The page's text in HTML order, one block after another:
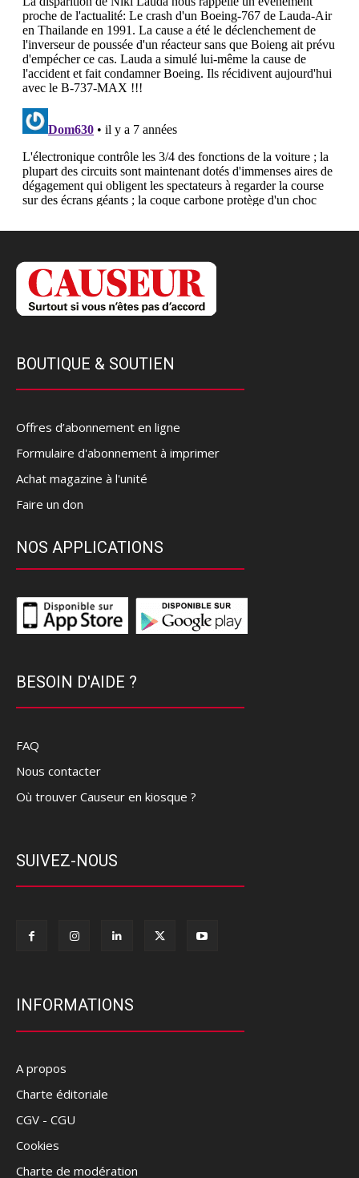
BOUTIQUE & SOUTIEN
Offres d’abonnement en ligne
Formulaire d'abonnement à imprimer
Achat magazine à l'unité
Faire un don
NOS APPLICATIONS
BESOIN D'AIDE ?
FAQ
Nous contacter
Où trouver Causeur en kiosque ?
SUIVEZ-NOUS
INFORMATIONS
A propos
Charte éditoriale
CGV - CGU
Cookies
Charte de modération